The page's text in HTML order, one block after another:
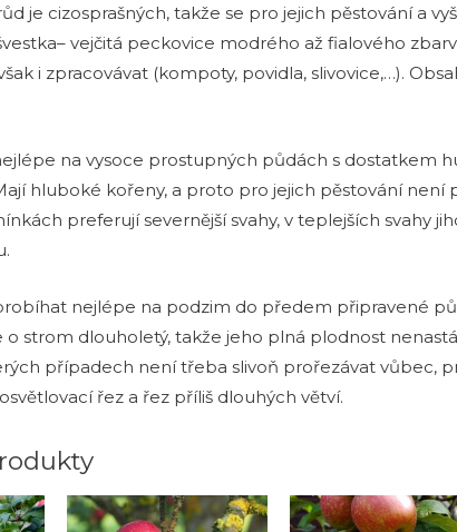
je cizosprašných, takže se pro jejich pěstování a
vejčitá peckovice modrého až fialového
i zpracovávat (kompoty, povidla, slivovice,…).
na vysoce prostupných půdách s dostatkem
hluboké kořeny, a proto pro jejich pěstování není
preferují severnější svahy, v teplejších svahy
nejlépe na podzim do předem připravené
o strom dlouholetý, takže jeho plná plodnost
případech není třeba slivoň prořezávat vůbec,
řez a řez příliš dlouhých větví.